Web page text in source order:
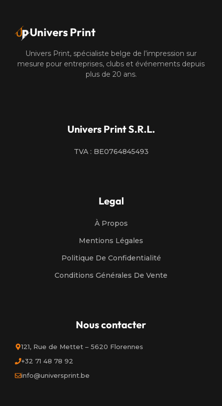
Univers Print
Univers Print, spécialiste belge de l’impression sur
mesure pour entreprises, clubs et événements depuis
plus de 20 ans.
Univers Print S.R.L.
TVA : BE0764845493
Legal
À Propos
Mentions Légales
Politique De Confidentialité
Conditions Générales De Vente
Nous contacter
121, Rue de Mettet – 5620 Florennes
+32 71 48 78 92
info@universprint.be